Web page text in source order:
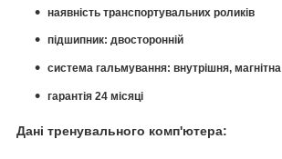
наявність транспортувальних роликів
підшипник: двосторонній
система гальмування: внутрішня, магнітна
гарантія 24 місяці
Дані тренувального комп'ютера: